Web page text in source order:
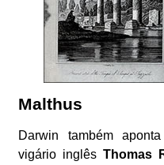
Malthus
Darwin também
vigário inglêsThomas